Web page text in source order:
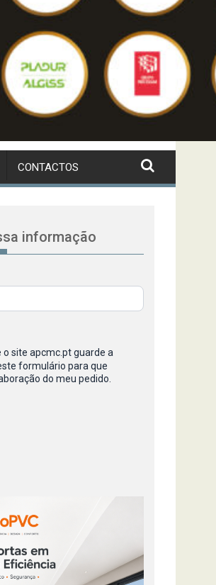
CONTACTOS
informação
o site apcmc.pt guarde a
formulário para que
do meu pedido.